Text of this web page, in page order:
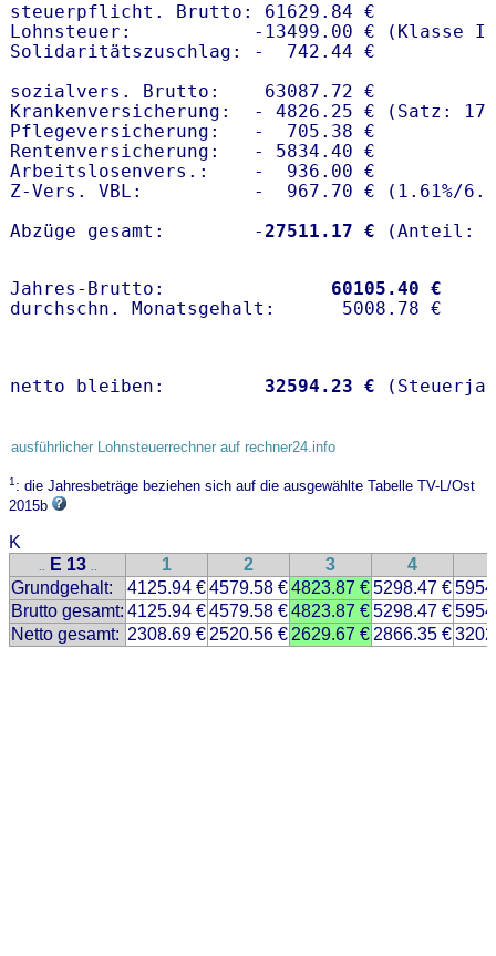
steuerpflicht. Brutto: 61629.84 €
Lohnsteuer:           -13499.00 € (Klasse I)
Solidaritätszuschlag: -  742.44 €
sozialvers. Brutto:    63087.72 €
Krankenversicherung:  - 4826.25 € (Satz:
Pflegeversicherung:   -  705.38 €
Rentenversicherung:   - 5834.40 €
Arbeitslosenvers.:    -  936.00 €
Z-Vers. VBL:          -  967.70 € ( 1.61%/
Abzüge gesamt:        -27511.17 €
Jahres-Brutto: 60105.40 €
netto bleiben: 32594.23 €
ausführlicher Lohnsteuerrechner auf rechner24.info
1: die Jahresbeträge beziehen sich auf die ausgewählte Tabelle TV-L/Ost
2015b
K
.. E 13 .. 1 2 3 4
Grundgehalt:
4125.94 €4579.58 €4823.87 €5298.47 €
Brutto gesamt: 4125.94 €4579.58 €4823.87 €5298.47 €
Netto gesamt: 2308.69 € 2520.56 € 2629.67 € 2866.35 €